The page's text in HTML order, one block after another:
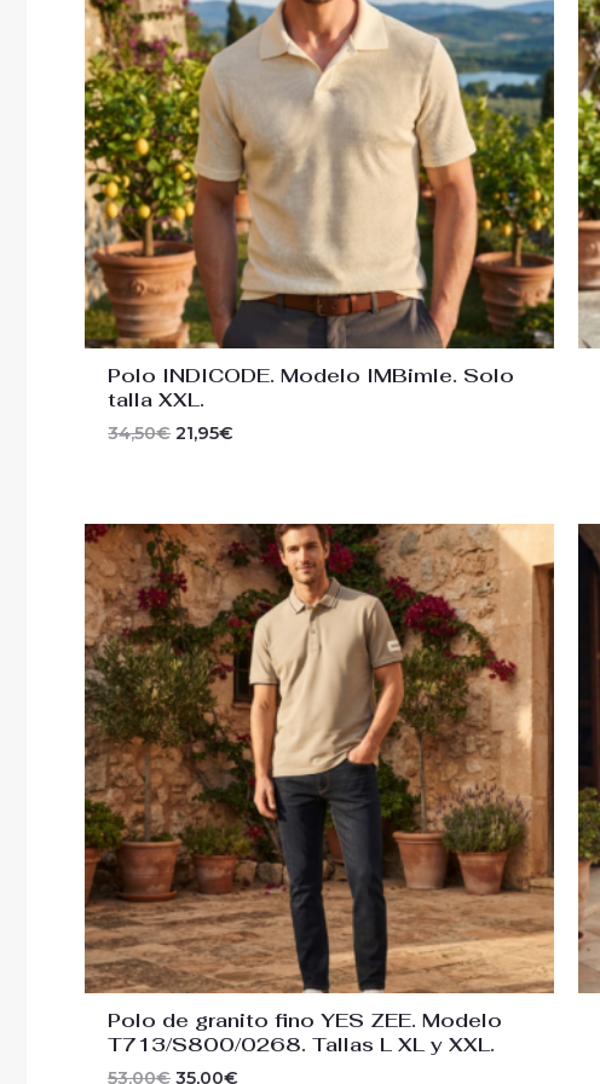
Polo INDICODE. Modelo IMBimle. Solo
talla XXL.
34,50€ 21,95€
Polo de granito fino YES ZEE. Modelo
T713/S800/0268. Tallas L XL y XXL.
53,00€
El
precio
original
era:
53,00€.
35,00€
El
precio
actual
es:
35,00€.